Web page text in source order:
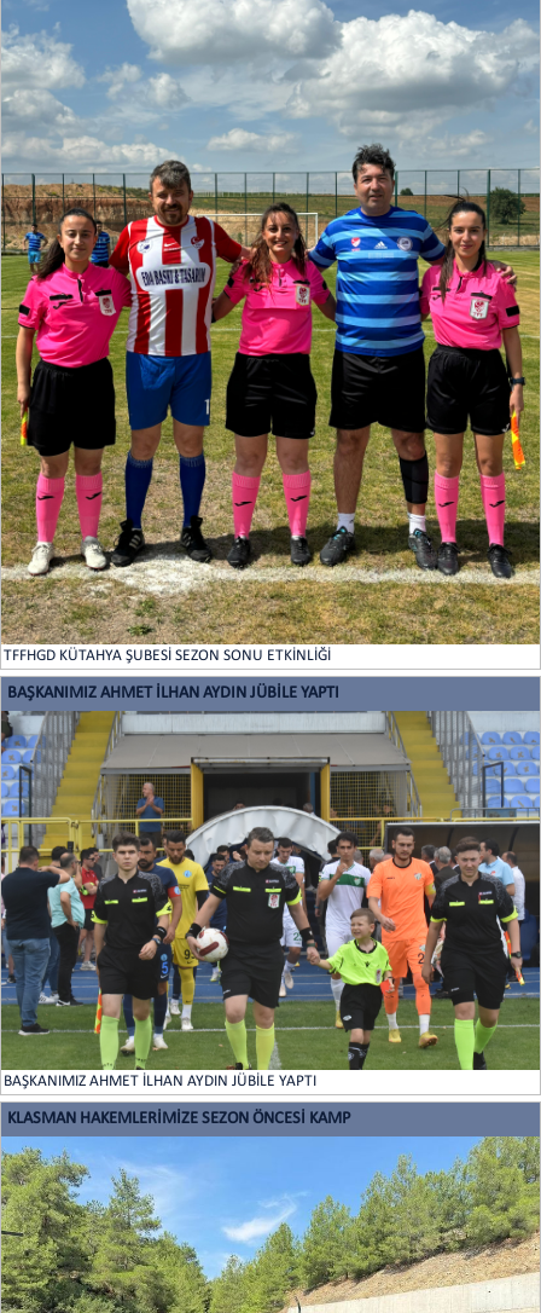
TFFHGD KÜTAHYA ŞUBESİ SEZON SONU ETKİNLİĞİ
BAŞKANIMIZ AHMET İLHAN AYDIN JÜBİLE YAPTI
BAŞKANIMIZ AHMET İLHAN AYDIN JÜBİLE YAPTI
KLASMAN HAKEMLERİMİZE SEZON ÖNCESİ KAMP